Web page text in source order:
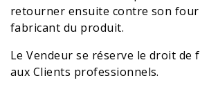
retourner ensuite contre son
fabricant du produit.
Le Vendeur se réserve le droit de
aux Clients professionnels.